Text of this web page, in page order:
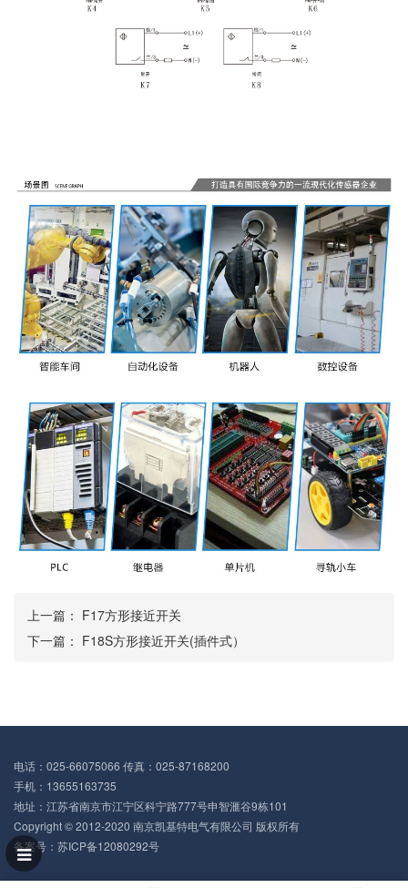
上一篇： F17方形接近开关
下一篇： F18S方形接近开关(插件式）
电话：025-66075066 传真：025-87168200
手机：13655163735
地址：江苏省南京市江宁区科宁路777号申智滙谷9栋101
Copyright © 2012-2020 南京凯基特电气有限公司 版权所有
备案号： 苏ICP备12080292号